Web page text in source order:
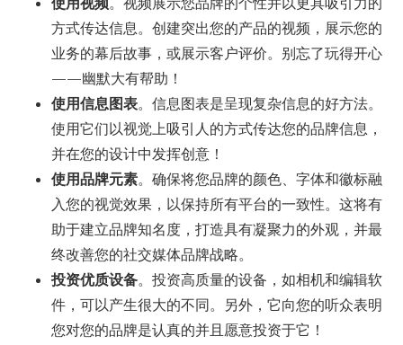
方式传达信息。创建突出您的产品的视频，展示您的
业务的幕后故事，或展示客户评价。别忘了玩得开心
——幽默大有帮助！
使用信息图表。信息图表是呈现复杂信息的好方法。
使用它们以视觉上吸引人的方式传达您的品牌信息，
并在您的设计中发挥创意！
使用品牌元素。确保将您品牌的颜色、字体和徽标融
入您的视觉效果，以保持所有平台的一致性。这将有
助于建立品牌知名度，打造具有凝聚力的外观，并最
终改善您的社交媒体品牌战略。
投资优质设备。投资高质量的设备，如相机和编辑软
件，可以产生很大的不同。另外，它向您的听众表明
您对您的品牌是认真的并且愿意投资于它！